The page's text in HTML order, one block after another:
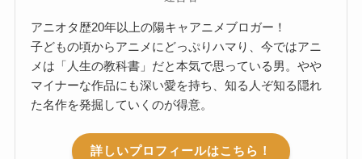
アニオタ歴20年以上の陽キャアニメブロガー！
子どもの頃からアニメにどっぷりハマり、今ではアニ
メは「人生の教科書」だと本気で思っている男。やや
マイナーな作品にも深い愛を持ち、知る人ぞ知る隠れ
た名作を発掘していくのが得意。
詳しいプロフィールはこちら！